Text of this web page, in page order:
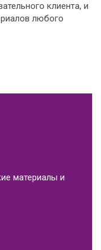
клиента, и
любого
материалы и